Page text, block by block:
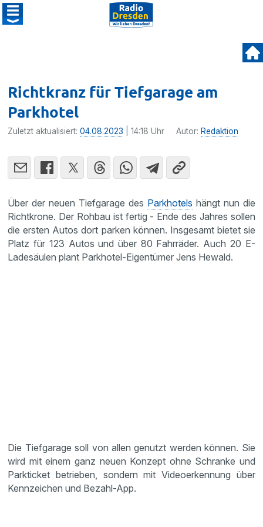
Richtkranz für Tiefgarage am
Parkhotel
Zuletzt aktualisiert:04.08.2023 | 14:18 Uhr Autor: Redaktion
Über der neuen Tiefgarage des Parkhotels hängt nun die
Richtkrone. Der Rohbau ist fertig - Ende des Jahres sollen
die ersten Autos dort parken können. Insgesamt bietet sie
Platz für 123 Autos und über 80 Fahrräder. Auch 20 E-
Ladesäulen plant Parkhotel-Eigentümer Jens Hewald.
Die Tiefgarage soll von allen genutzt werden können. Sie
wird mit einem ganz neuen Konzept ohne Schranke und
Parkticket betrieben, sondern mit Videoerkennung über
Kennzeichen und Bezahl-App.